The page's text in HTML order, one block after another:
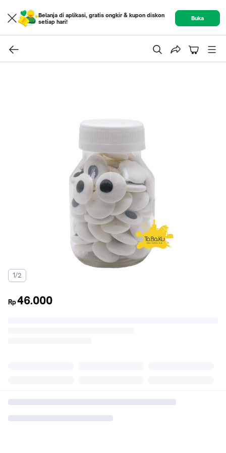
Belanja di aplikasi, gratis ongkir & kupon diskon
setiap hari!
Buka
1/2
Rp46.000